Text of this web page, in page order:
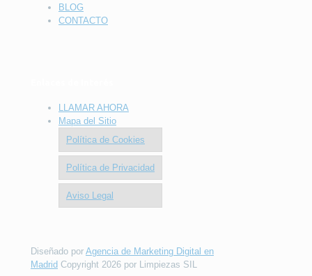
BLOG
CONTACTO
LLAMAR AHORA
Mapa del Sitio
Política de Cookies
Política de Privacidad
Aviso Legal
Diseñado por Agencia de Marketing Digital en
Madrid Copyright 2026 por Limpiezas SIL